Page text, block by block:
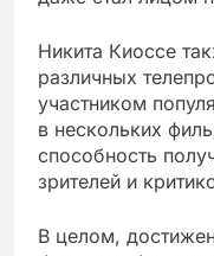
Никита Киоссе
различных
участником
в нескольких
способность
зрителей и
В целом,